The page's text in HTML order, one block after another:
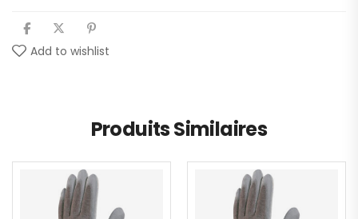
Add to wishlist
Produits Similaires